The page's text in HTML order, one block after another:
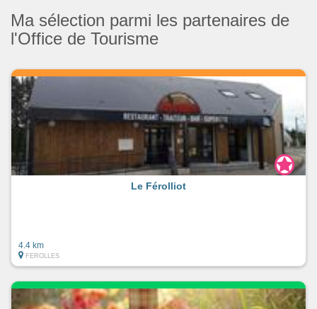
Ma sélection parmi les partenaires de
l'Office de Tourisme
Le Férolliot
4.4 km
FEROLLES